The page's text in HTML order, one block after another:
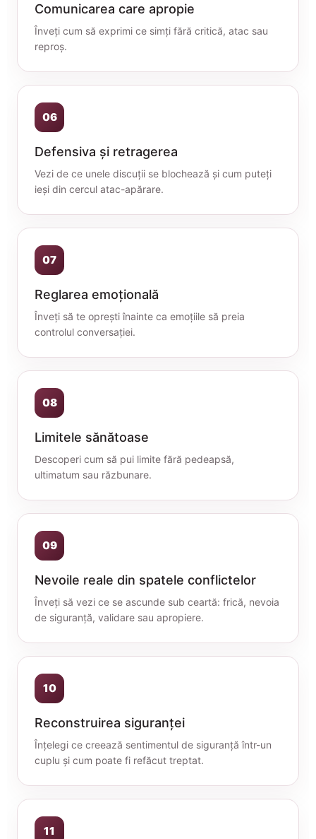
Comunicarea care apropie
Înveți cum să exprimi ce simți fără critică, atac sau
reproș.
06
Defensiva și retragerea
Vezi de ce unele discuții se blochează și cum puteți
ieși din cercul atac-apărare.
07
Reglarea emoțională
Înveți să te oprești înainte ca emoțiile să preia
controlul conversației.
08
Limitele sănătoase
Descoperi cum să pui limite fără pedeapsă,
ultimatum sau răzbunare.
09
Nevoile reale din spatele conflictelor
Înveți să vezi ce se ascunde sub ceartă: frică, nevoia
de siguranță, validare sau apropiere.
10
Reconstruirea siguranței
Înțelegi ce creează sentimentul de siguranță într-un
cuplu și cum poate fi refăcut treptat.
11